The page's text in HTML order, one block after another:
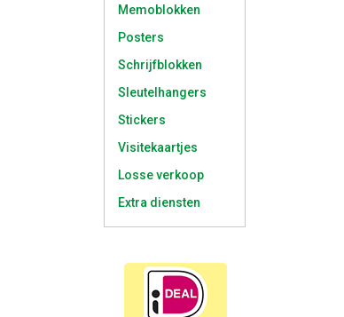
Memoblokken
Posters
Schrijfblokken
Sleutelhangers
Stickers
Visitekaartjes
Losse verkoop
Extra diensten